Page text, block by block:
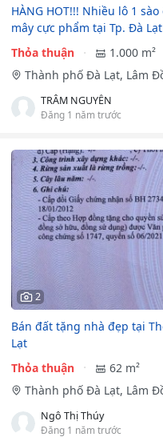
HÀNG HOT!!! Nhiều lô 1
mây cực phẩm tại Tp. Đà
Thỏa thuận
1.000 m²
Thành phố Đà Lạt, Lâm
TRÂM NGUYỄN
Đăng 1 năm trước
2
Bán đất tặng nhà đẹp tại
Lạt
Thỏa thuận
62 m²
Thành phố Đà Lạt, Lâm
Ngô Thị Thúy
Đăng 1 năm trước